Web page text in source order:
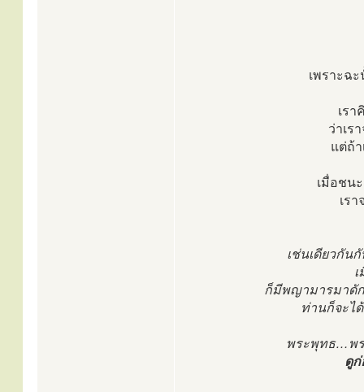
เพราะฉ
เร
ว่าเร
แต่ถ้
เมื่อชน
เร
เช่นเดียวกัน
ก็มีพญามารมาดัก
ท่านก็จะไ
พระพุทธ…พ
ดู